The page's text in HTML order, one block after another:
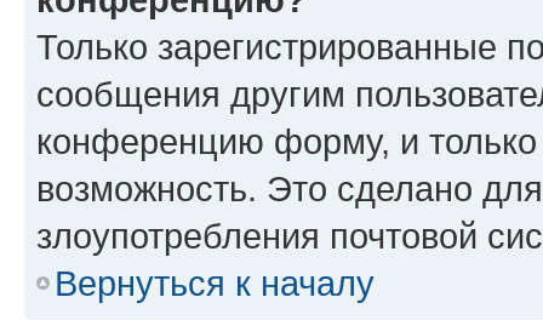
Только зарегистрированные
сообщения другим
конференцию форму, и
возможность. Это сделано
злоупотребления почтовой
Вернуться к началу